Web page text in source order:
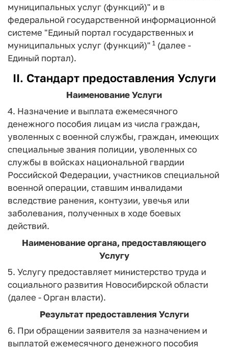
муниципальных услуг (функций)" и в
федеральной государственной информационной
системе "Единый портал государственных и
муниципальных услуг (функций)" 1 (далее -
Единый портал).
II. Стандарт предоставления Услуги
Наименование Услуги
4. Назначение и выплата ежемесячного
денежного пособия лицам из числа граждан,
уволенных с военной службы, граждан, имеющих
специальные звания полиции, уволенных со
службы в войсках национальной гвардии
Российской Федерации, участников специальной
военной операции, ставшим инвалидами
вследствие ранения, контузии, увечья или
заболевания, полученных в ходе боевых
действий.
Наименование органа, предоставляющего
Услугу
5. Услугу предоставляет министерство труда и
социального развития Новосибирской области
(далее - Орган власти).
Результат предоставления Услуги
6. При обращении заявителя за назначением и
выплатой ежемесячного денежного пособия